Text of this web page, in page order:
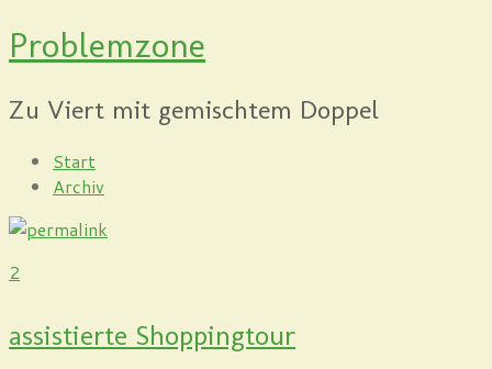
Problemzone
Zu Viert mit gemischtem Doppel
Start
Archiv
2
assistierte Shoppingtour